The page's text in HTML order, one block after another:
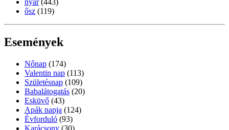
nyár (443)
ősz (119)
Események
Nőnap (174)
Valentin nap (113)
Születésnap (109)
Babalátogatás (20)
Esküvő (43)
Apák napja (124)
Évforduló (93)